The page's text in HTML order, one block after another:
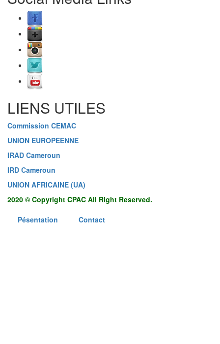
LIENS UTILES
Commission CEMAC
UNION EUROPEENNE
IRAD Cameroun
IRD Cameroun
UNION AFRICAINE (UA)
2020 © Copyright CPAC All Right Reserved.
Pésentation Contact